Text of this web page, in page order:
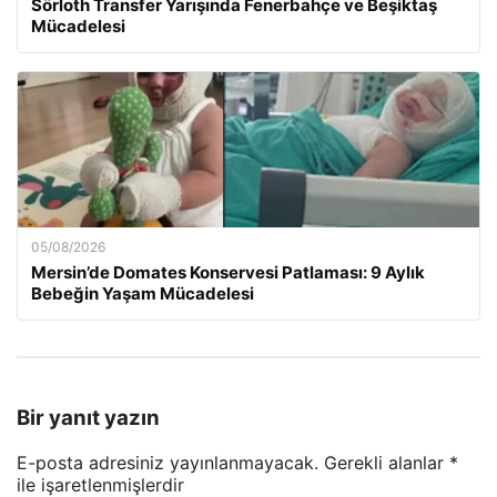
Sörloth Transfer Yarışında Fenerbahçe ve Beşiktaş
Mücadelesi
05/08/2026
Mersin’de Domates Konservesi Patlaması: 9 Aylık
Bebeğin Yaşam Mücadelesi
Bir yanıt yazın
E-posta adresiniz yayınlanmayacak. Gerekli alanlar *
ile işaretlenmişlerdir